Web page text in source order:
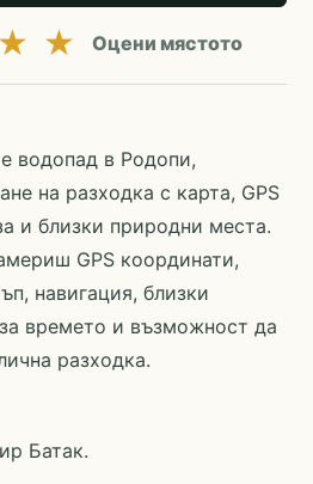
★ ★ Оцени мястото
водопад в Родопи,
на разходка с карта, GPS
и близки природни места.
GPS координати,
навигация, близки
времето и възможност да
разходка.
Батак.